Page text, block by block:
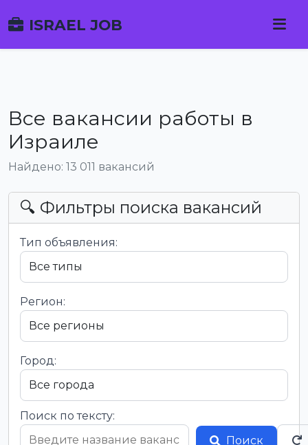
ISRAEL JOB
Все вакансии работы в
Израиле
Найдено: 13 011 вакансий
🔍 Фильтры поиска вакансий
Тип объявления:
Регион:
Город:
Поиск по тексту:
Поиск